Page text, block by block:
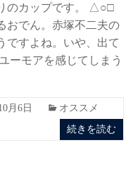
のカップです。 △○□
おでん。赤塚不二夫の
ですよね。いや、出て
ーモアを感じてしまう
月6日
オススメ
続きを読む